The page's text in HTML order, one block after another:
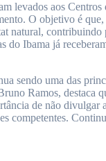
levados aos
O objetivo é
natural,
do Ibama já
sendo uma das
Ramos, destaca
de não
competentes.